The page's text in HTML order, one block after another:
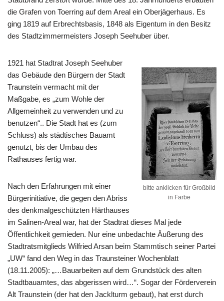
die Grafen von Toerring auf dem Areal ein Oberjägerhaus. Es
ging 1819 auf Erbrechtsbasis, 1848 als Eigentum in den Besitz
des Stadtzimmermeisters Joseph Seehuber über.
bitte anklicken für Großbild
in Farbe
1921 hat Stadtrat Joseph Seehuber
das Gebäude den Bürgern der Stadt
Traunstein vermacht mit der
Maßgabe, es „zum Wohle der
Allgemeinheit zu verwenden und zu
benutzen“.. Die Stadt hat es (zum
Schluss) als städtisches Bauamt
genutzt, bis der Umbau des
Rathauses fertig war.
Nach den Erfahrungen mit einer
Bürgerinitiative, die gegen den Abriss
des denkmalgeschützten Härthauses
im Salinen-Areal war, hat der Stadtrat dieses Mal jede
Öffentlichkeit gemieden. Nur eine unbedachte Äußerung des
Stadtratsmitglieds Wilfried Arsan beim Stammtisch seiner Partei
„UW“ fand den Weg in das Traunsteiner Wochenblatt
(18.11.2005): „…Bauarbeiten auf dem Grundstück des alten
Stadtbauamtes, das abgerissen wird…“. Sogar der Förderverein
Alt Traunstein (der hat den Jacklturm gebaut), hat erst durch